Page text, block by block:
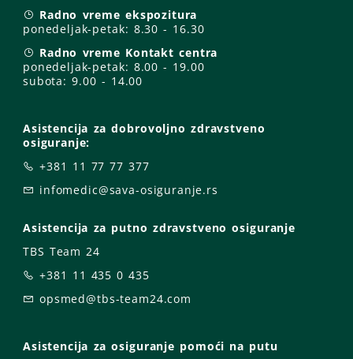
Radno vreme ekspozitura
ponedeljak-petak: 8.30 - 16.30
Radno vreme Kontakt centra
ponedeljak-petak: 8.00 - 19.00
subota: 9.00 - 14.00
Asistencija za dobrovoljno zdravstveno
osiguranje:
+381 11 77 77 377
infomedic@sava-osiguranje.rs
Asistencija za putno zdravstveno osiguranje
TBS Team 24
+381 11 435 0 435
opsmed@tbs-team24.com
Asistencija za osiguranje pomoći na putu